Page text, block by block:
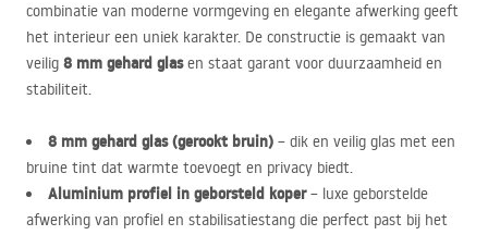
combinatie van moderne vormgeving en elegante afwerking geeft
het interieur een uniek karakter. De constructie is gemaakt van
veilig 8 mm gehard glasen staat garant voor duurzaamheid en
stabiliteit.
8 mm gehard glas (gerookt bruin) – dik en veilig glas met een
bruine tint dat warmte toevoegt en privacy biedt.
Aluminium profiel in geborsteld koper– luxe geborstelde
afwerking van profiel en stabilisatiestang die perfect past bij het